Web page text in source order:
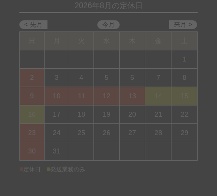
2026年8月の定休日
1
2 3 4 5 6 7 8
9 10 11 12 13 14 15
16 17 18 19 20 21 22
23 24 25 26 27 28 29
30 31
定休日 発送業務のみ